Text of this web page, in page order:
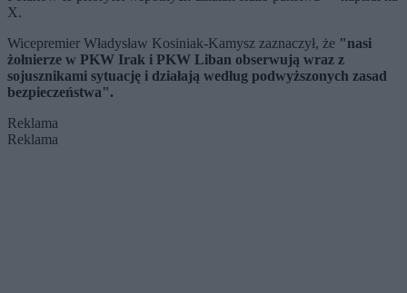
X.
Wicepremier Władysław Kosiniak-Kamysz zaznaczył, że "nasi
żołnierze w PKW Irak i PKW Liban obserwują wraz z
sojusznikami sytuację i działają według podwyższonych zasad
bezpieczeństwa".
Reklama
Reklama